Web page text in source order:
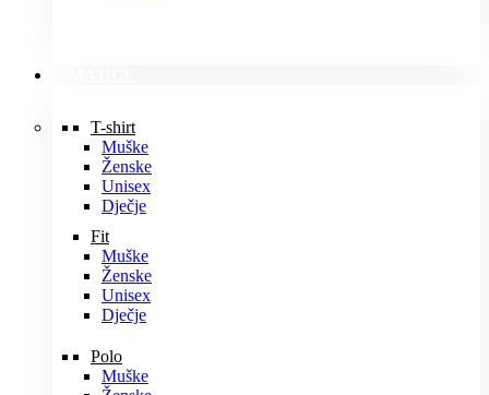
T-shirt
Muške
Ženske
Unisex
Dječje
Fit
Muške
Ženske
Unisex
Dječje
Polo
Muške